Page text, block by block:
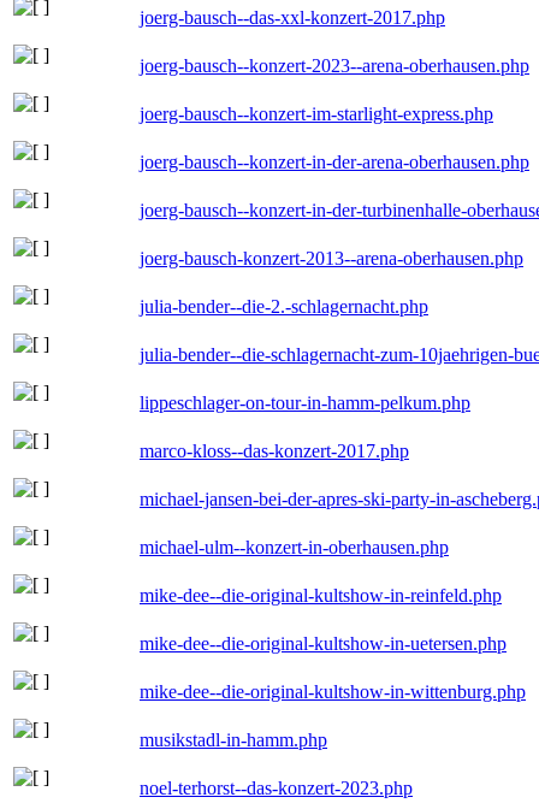
joerg-bausch--das-xxl-konzert-2017.php
joerg-bausch--konzert-2023--arena-oberhausen.php
joerg-bausch--konzert-im-starlight-express.php
joerg-bausch--konzert-in-der-arena-oberhausen.php
joerg-bausch--konzert-in-der-turbinenhalle-
joerg-bausch-konzert-2013--arena-oberhausen.php
julia-bender--die-2.-schlagernacht.php
julia-bender--die-schlagernacht-zum-10jaehrigen-
lippeschlager-on-tour-in-hamm-pelkum.php
marco-kloss--das-konzert-2017.php
michael-jansen-bei-der-apres-ski-party-in-
michael-ulm--konzert-in-oberhausen.php
mike-dee--die-original-kultshow-in-reinfeld.php
mike-dee--die-original-kultshow-in-uetersen.php
mike-dee--die-original-kultshow-in-wittenburg.php
musikstadl-in-hamm.php
noel-terhorst--das-konzert-2023.php